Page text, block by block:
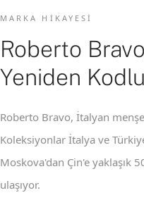
MARKA HIKAYESI
Roberto
Yeniden
Roberto Bravo, İtalyan
Koleksiyonlar İtalya ve
Moskova'dan Çin'e yaklaşık
ulaşıyor.